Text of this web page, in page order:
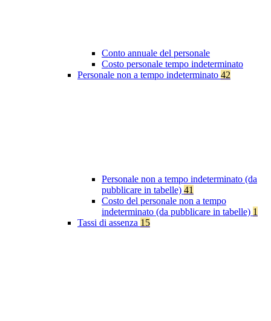
Conto annuale del personale
Costo personale tempo indeterminato
Personale non a tempo indeterminato 42
Personale non a tempo indeterminato (da
pubblicare in tabelle) 41
Costo del personale non a tempo
indeterminato (da pubblicare in tabelle) 1
Tassi di assenza 15